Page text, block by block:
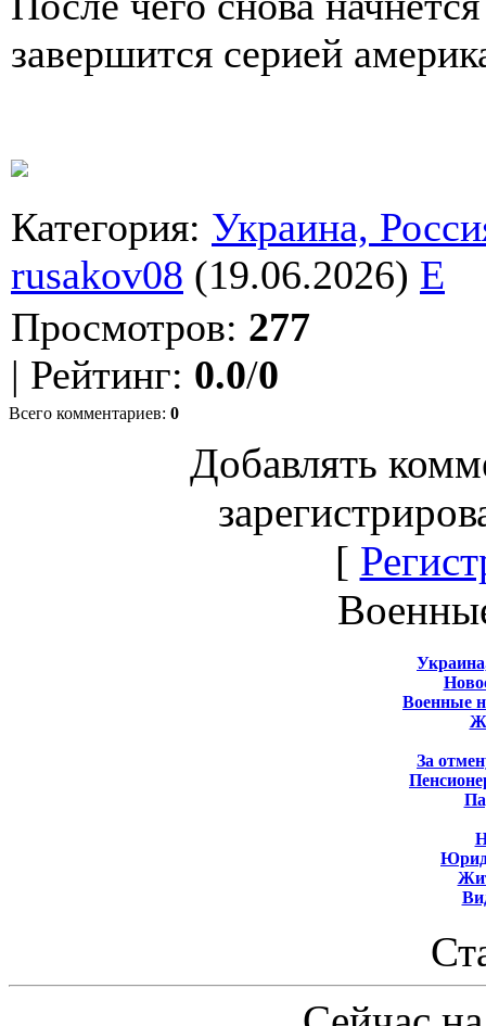
завершится серией
Категория: Украина,
rusakov08 (19.06.2026) E
Просмотров: 277
| Рейтинг: 0.0/0
Всего комментариев: 0
Добавлять
[
Военные
За